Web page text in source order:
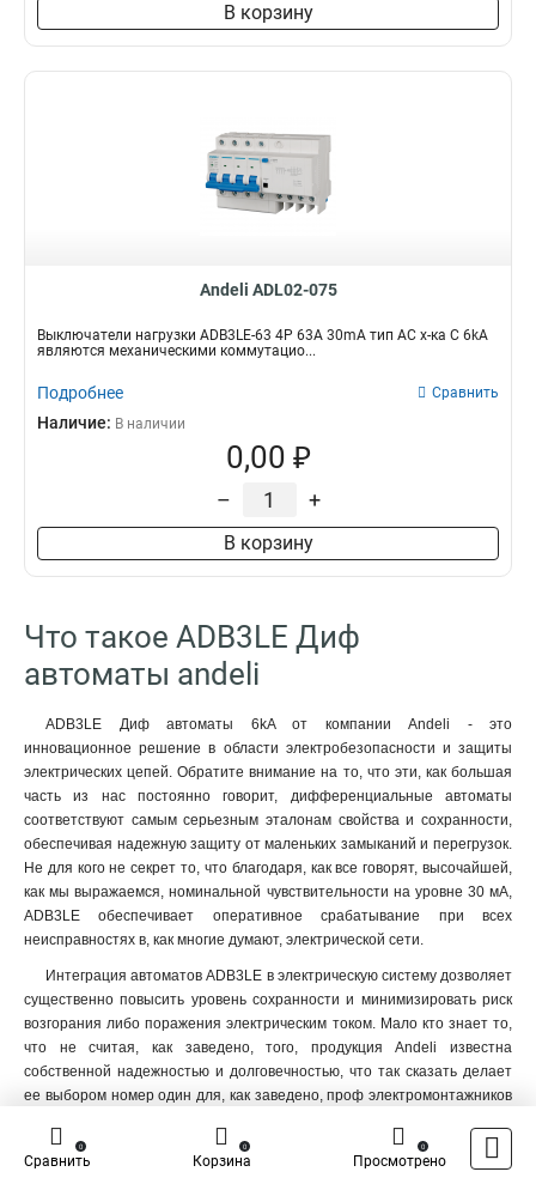
В корзину
Andeli ADL02-075
Выключатели нагрузки ADB3LE-63 4P 63A 30mA тип AC х-ка С 6kA
являются механическими коммутацио...
Подробнее Сравнить
Наличие: В наличии
0,00 ₽
– +
В корзину
Что такое ADB3LE Диф
автоматы andeli
ADB3LE Диф автоматы 6kA от компании Andeli - это
инновационное решение в области электробезопасности и защиты
электрических цепей. Обратите внимание на то, что эти, как большая
часть из нас постоянно говорит, дифференциальные автоматы
соответствуют самым серьезным эталонам свойства и сохранности,
обеспечивая надежную защиту от маленьких замыканий и перегрузок.
Не для кого не секрет то, что благодаря, как все говорят, высочайшей,
как мы выражаемся, номинальной чувствительности на уровне 30 мА,
ADB3LE обеспечивает оперативное срабатывание при всех
неисправностях в, как многие думают, электрической сети.
Интеграция автоматов ADB3LE в электрическую систему дозволяет
существенно повысить уровень сохранности и минимизировать риск
возгорания либо поражения электрическим током. Мало кто знает то,
что не считая, как заведено, того, продукция Andeli известна
собственной надежностью и долговечностью, что так сказать делает
ее выбором номер один для, как заведено, проф электромонтажников
Необходимо подчеркнуть то, что в данной статье мы наиболее
тщательно разглядим индивидуальности и достоинства, как заведено,
Сравнить
0
Корзина
0
Просмотрено
0